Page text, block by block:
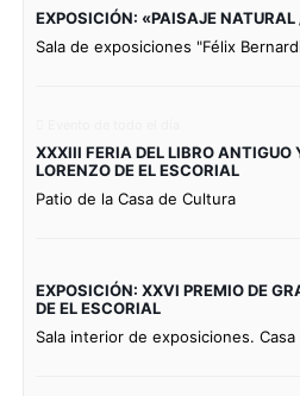
EXPOSICIÓN: «PAISAJE
Sala de exposiciones "Félix
XXXIII FERIA DEL LIBRO ANTIGUO
LORENZO DE EL ESCORIAL
Patio de la Casa de Cultura
EXPOSICIÓN: XXVI PREMIO DE
DE EL ESCORIAL
Sala interior de exposiciones.